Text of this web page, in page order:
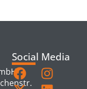
Social Media